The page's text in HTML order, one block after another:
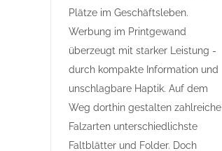
Plätze im Geschäftsleben.
Werbung im Printgewand
überzeugt mit starker Leistung -
durch kompakte Information und
unschlagbare Haptik. Auf dem
Weg dorthin gestalten zahlreiche
Falzarten unterschiedlichste
Faltblätter und Folder. Doch